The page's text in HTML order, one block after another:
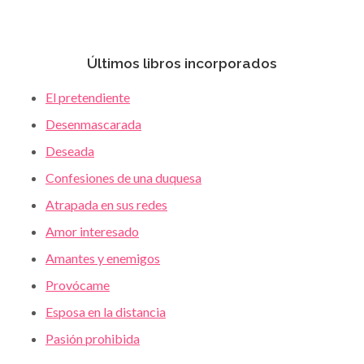
Últimos libros incorporados
El pretendiente
Desenmascarada
Deseada
Confesiones de una duquesa
Atrapada en sus redes
Amor interesado
Amantes y enemigos
Provócame
Esposa en la distancia
Pasión prohibida